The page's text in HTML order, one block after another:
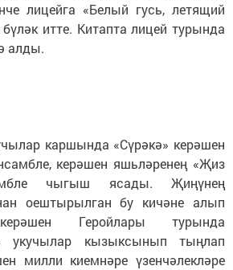
лицейга «Белый гусь, летящий
итте. Китапта лицей турында
алды.
каршында «Сүрәкә» керәшен
керәшен яшьләренең «Җиз
чыгыш ясады. Җиңүнең
оештырылган бу кичәне алып
Геройлары турында
укучылар кызыксынып тыңлап
милли киемнәре үзенчәлекләре